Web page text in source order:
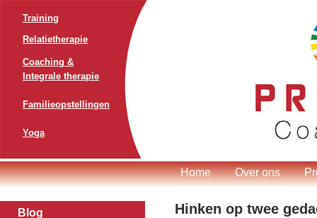
Training
Relatietherapie
Coaching &
Integrale therapie
Familieopstellingen
Yoga
Home Over ons
Blog Hinken op twee